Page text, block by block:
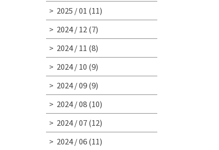
2025 / 01 (11)
2024 / 12 (7)
2024 / 11 (8)
2024 / 10 (9)
2024 / 09(9)
2024 / 08(10)
2024 / 07(12)
2024 / 06(11)